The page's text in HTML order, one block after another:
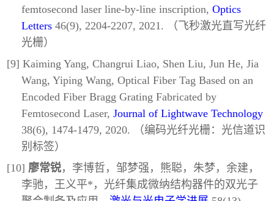
femtosecond laser line-by-line inscription,Optics
Letters 46(9), 2204-2207, 2021. （飞秒激光直写光纤
光栅）
[9] Kaiming Yang, Changrui Liao, Shen Liu, Jun He, Jia
Wang, Yiping Wang, Optical Fiber Tag Based on an
Encoded Fiber Bragg Grating Fabricated by
Femtosecond Laser,Journal of Lightwave Technology
38(6), 1474-1479, 2020. （编码光纤光栅：光信道识
别标签）
[10]廖常锐，李博哲，邹梦强，熊聪，朱梦，余建，
李驰，王义平*，光纤集成微纳结构器件的双光子